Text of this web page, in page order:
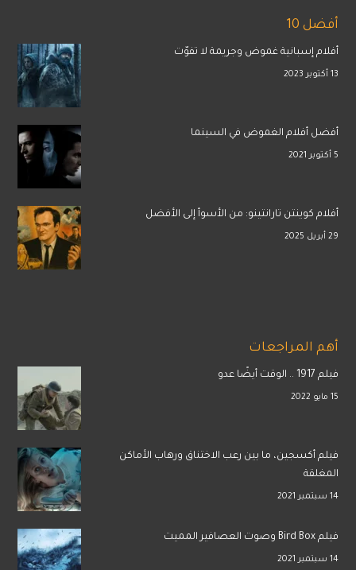
أفضل 10
أفلام إسبانية غموض وجريمة لا تفوّت
13 أكتوبر 2023
أفضل أفلام الغموض في السينما
5 أكتوبر 2021
أفلام كوينتن تارانتينو: من الأسوأ إلى الأفضل
29 أبريل 2025
أهم المراجعات
فيلم 1917 .. الوقت أيضًا عدو
15 مايو 2022
فيلم أكسجين، ما بين رعب الاختناق ورهاب الأماكن
المغلقة
14 سبتمبر 2021
فيلم Bird Box وصوت العصافير المميت
14 سبتمبر 2021